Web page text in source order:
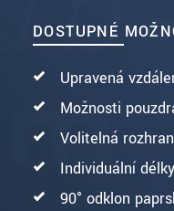
DOSTUPNÉ
Upravená
Možnosti
Volitelná
Individuální
90° odklon